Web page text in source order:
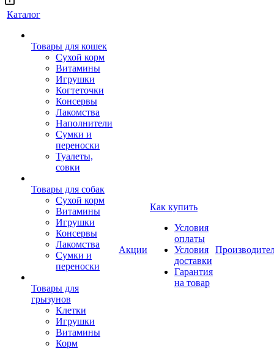
Каталог
Товары для кошек
Cухой корм
Витамины
Игрушки
Когтеточки
Консервы
Лакомства
Наполнители
Сумки и
переноски
Туалеты,
совки
Товары для собак
Cухой корм
Витамины
Игрушки
Консервы
Лакомства
Сумки и
переноски
Товары для
грызунов
Клетки
Игрушки
Витамины
Корм
Акции
Как купить
Условия
оплаты
Условия
доставки
Гарантия
на товар